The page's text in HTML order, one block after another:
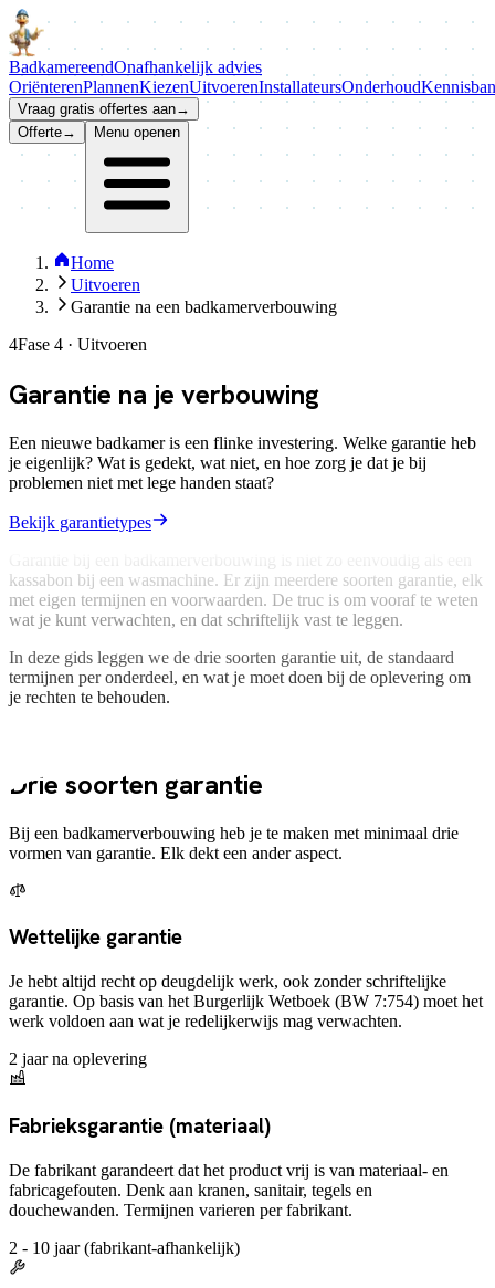
BadkamereendOnafhankelijk advies
OriënterenPlannenKiezenUitvoerenInstallateursOnderhoud
Vraag gratis offertes aan→
Offerte→ Menu openen
Home
Uitvoeren
Garantie na een badkamerverbouwing
4Fase 4 · Uitvoeren
Garantie na je verbouwing
Een nieuwe badkamer is een flinke investering. Welke garantie heb
je eigenlijk? Wat is gedekt, wat niet, en hoe zorg je dat je bij
problemen niet met lege handen staat?
Bekijk garantietypes
kassabon bij een wasmachine. Er zijn meerdere soorten garantie, elk
met eigen termijnen en voorwaarden. De truc is om vooraf te weten
wat je kunt verwachten, en dat schriftelijk vast te leggen.
In deze gids leggen we de drie soorten garantie uit, de standaard
termijnen per onderdeel, en wat je moet doen bij de oplevering om
je rechten te behouden.
Drie soorten garantie
Bij een badkamerverbouwing heb je te maken met minimaal drie
vormen van garantie. Elk dekt een ander aspect.
Wettelijke garantie
Je hebt altijd recht op deugdelijk werk, ook zonder schriftelijke
garantie. Op basis van het Burgerlijk Wetboek (BW 7:754) moet het
werk voldoen aan wat je redelijkerwijs mag verwachten.
2 jaar na oplevering
Fabrieksgarantie (materiaal)
De fabrikant garandeert dat het product vrij is van materiaal- en
fabricagefouten. Denk aan kranen, sanitair, tegels en
douchewanden. Termijnen varieren per fabrikant.
2 - 10 jaar (fabrikant-afhankelijk)